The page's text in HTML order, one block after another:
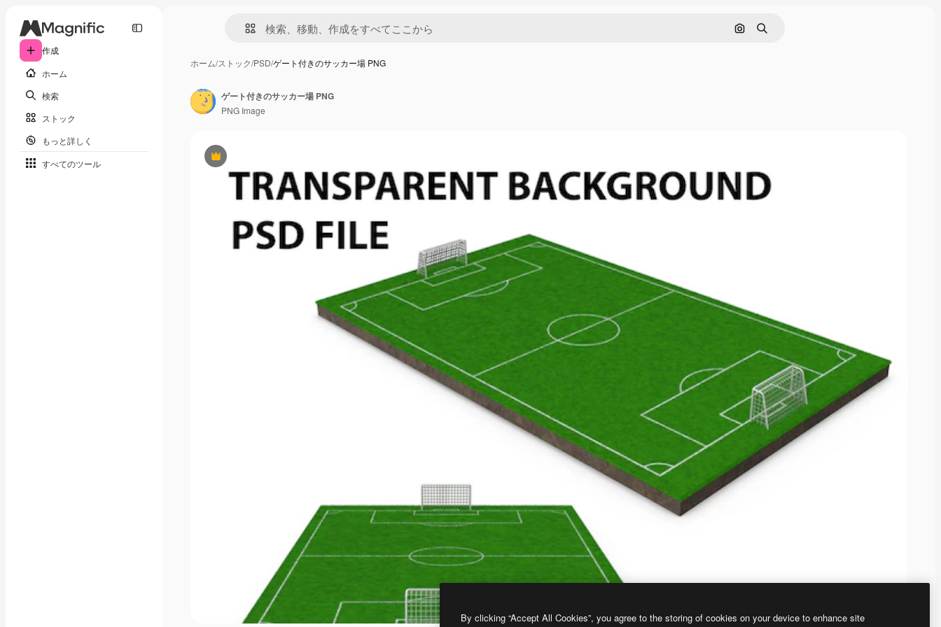
作成
ホーム
検索
ストック
もっと詳しく
すべてのツール
画像で検索
検索
ホーム/ストック/PSD/ゲート付きのサッカー場 PNG
Premium
ゲート付きのサッカー場 PNG
PNG Image
By clicking “Accept All Cookies”, you agree to the storing of cookies on your device to enhance site